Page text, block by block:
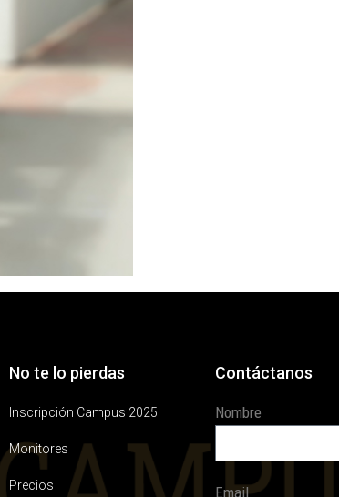
No te lo pierdas
Inscripción Campus 2025
Monitores
Precios
Contáctanos
Nombre
Email